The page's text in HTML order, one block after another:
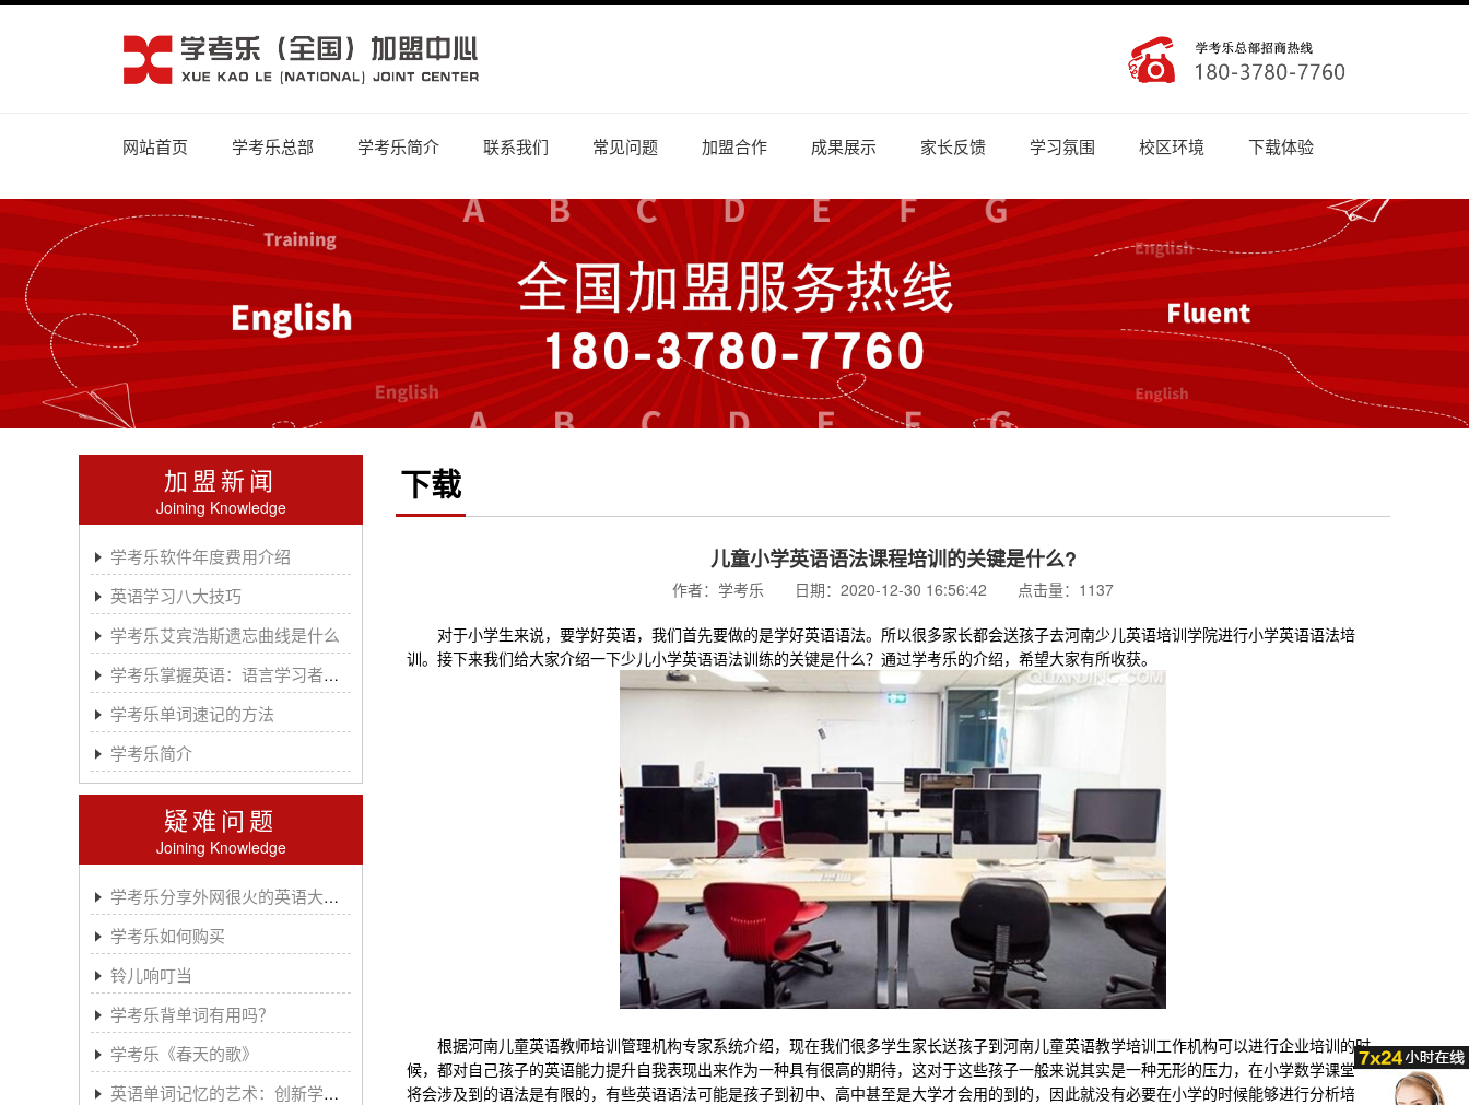
网站首页 学考乐总部 学考乐简介 联系我们 常见问题 加盟合作 成果展示 家长反馈 学习氛围 校区环境 下载体验
加盟新闻
Joining Knowledge
学考乐软件年度费用介绍
英语学习八大技巧
学考乐艾宾浩斯遗忘曲线是什么
学考乐掌握英语：语言学习者的有效方法
学考乐单词速记的方法
学考乐简介
疑难问题
Joining Knowledge
学考乐分享外网很火的英语大神A.J.HOGE
学考乐如何购买
铃儿响叮当
学考乐背单词有用吗？
学考乐《春天的歌》
英语单词记忆的艺术：创新学习方法与学考乐的魔力
下载
儿童小学英语语法课程培训的关键是什么?
作者：学考乐 日期：2020-12-30 16:56:42 点击量：1137
对于小学生来说，要学好英语，我们首先要做的是学好英语语法。所以很多家长都会送孩子去河南少儿英语培训学院进行小学英语语法培
训。接下来我们给大家介绍一下少儿小学英语语法训练的关键是什么？通过学考乐的介绍，希望大家有所收获。
根据河南儿童英语教师培训管理机构专家系统介绍，现在我们很多学生家长送孩子到河南儿童英语教学培训工作机构可以进行企业培训的时
候，都对自己孩子的英语能力提升自我表现出来作为一种具有很高的期待，这对于这些孩子一般来说其实是一种无形的压力，在小学数学课堂中
将会涉及到的语法是有限的，有些英语语法可能是孩子到初中、高中甚至是大学才会用的到的，因此就没有必要在小学的时候能够进行分析培